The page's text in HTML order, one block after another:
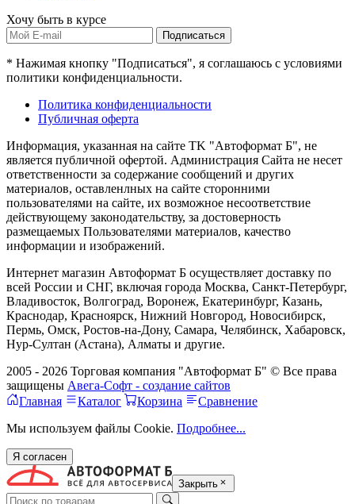
Хочу быть в курсе
Подписаться
* Нажимая кнопку "Подписаться", я соглашаюсь с условиями
политики конфиденциальности.
Политика конфиденциальности
Публичная оферта
Информация, указанная на сайте TK "Автоформат Б", не
является публичной офертой. Администрация Сайта не несет
ответственности за содержание сообщений и других
материалов, оставленлных на сайте сторонними
пользователями на сайте, их возможное несоответствие
действующему законодательству, за достоверность
размещаемых Пользователями материалов, качество
информации и изображений.
Интернет магазин Автоформат Б осуществляет доставку по
всей России и СНГ, включая города Москва, Санкт-Петербург,
Владивосток, Волгоград, Воронеж, Екатеринбург, Казань,
Краснодар, Красноярск, Нижний Новгород, Новосибирск,
Пермь, Омск, Ростов-на-Дону, Самара, Челябинск, Хабаровск,
Нур-Султан (Астана), Алматы и другие.
2005 - 2026 Торговая компания "Автоформат Б" © Все права
защищены Авега-Софт - создание сайтов
Главная
Каталог Корзина
Сравнение
Мы используем файлы Cookie. Подробнее...
Я согласен
Закрыть